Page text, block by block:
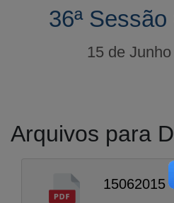
36ª
15 de
Arquivos para
15062015